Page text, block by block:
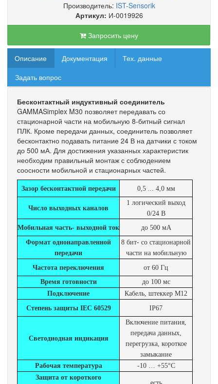
Производитель: IST-Sensorik
Артикул: И-0019926
Запросить цену
Описание Документация
Тех. данные
Задать вопрос
Бесконтактный индуктивный соединитель
GAMMASimplex M30 позволяет передавать со
стационарной части на мобильную 8-битный сигнал
ПЛК. Кроме передачи данных, соединитель позволяет
бесконтактно подавать питание 24 В на датчики с током
до 500 мА. Для достижения указанных характеристик
необходим правильный монтаж с соблюдением
соосности мобильной и стационарных частей.
Зазор бесконтактной передачи 0,5 ... 4,0 мм
Число выходных каналов
1 логический выход
0/24 В
Мобильная часть- выходной ток
до 500 мА
Формат однонаправленной
передачи
8 бит- со стационарной
части на мобильную
Частота переключения
от 60 Гц
Время готовности
до 100 мс
Подключение
Кабель, штеккер М12
Степень защиты IEC 60529
IP67
Светодиодная индикация
Включение питания,
передача данных,
перегрузка, короткое
замыкание
Рабочая температура
-10 … +55°C
Защита от короткого